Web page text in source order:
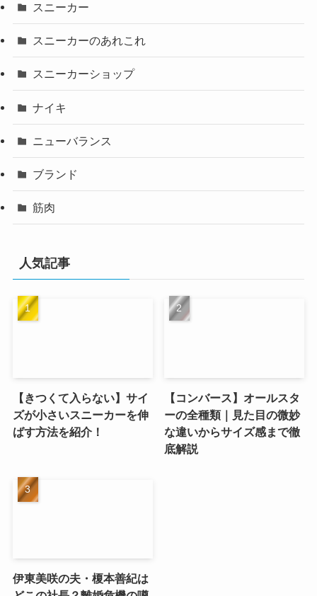
スニーカー
スニーカーのあれこれ
スニーカーショップ
ナイキ
ニューバランス
ブランド
筋肉
人気記事
【きつくて入らない】サイ
ズが小さいスニーカーを伸
ばす方法を紹介！
【コンバース】オールスタ
ーの全種類｜見た目の微妙
な違いからサイズ感まで徹
底解説
伊東美咲の夫・榎本善紀は